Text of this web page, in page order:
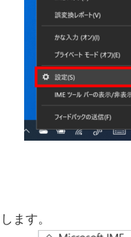
ます。